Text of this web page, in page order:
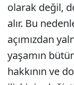
olarak değil,
alır. Bu
açımızdan
yaşamın
hakkının ve